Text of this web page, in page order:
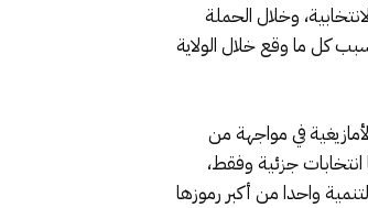
وخلال الحملة
كل ما وقع خلال الولاية
في مواجهة من
جزئية وفقط،
واحدا من أكبر رموزها